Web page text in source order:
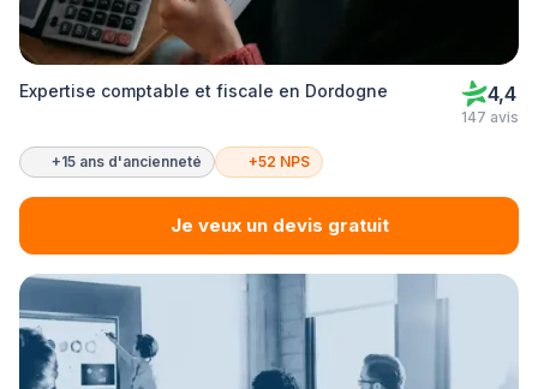
Expertise comptable et fiscale en Dordogne 4,4
147 avis
+15 ans d'ancienneté +52 NPS
Je veux un devis gratuit